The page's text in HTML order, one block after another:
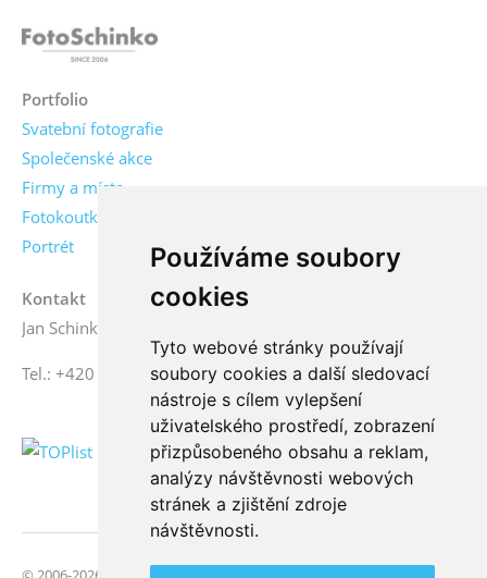
Používáme soubory
cookies
Tyto webové stránky používají
soubory cookies a další sledovací
nástroje s cílem vylepšení
uživatelského prostředí, zobrazení
přizpůsobeného obsahu a reklam,
analýzy návštěvnosti webových
stránek a zjištění zdroje
návštěvnosti.
Portfolio
Svatební fotografie
Společenské akce
Firmy a místa
Fotokoutky
Portrét
Kontakt
Jan Schinko jr., fotograf
Tel.: +420 776 771 000